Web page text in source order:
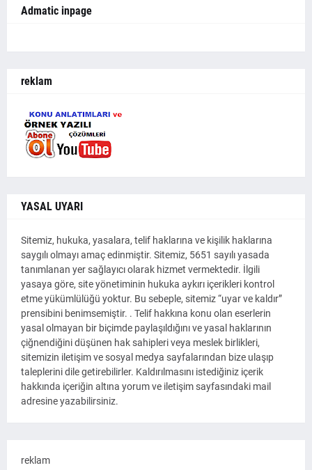
Admatic inpage
reklam
YASAL UYARI
Sitemiz, hukuka, yasalara, telif haklarına ve kişilik haklarına
saygılı olmayı amaç edinmiştir. Sitemiz, 5651 sayılı yasada
tanımlanan yer sağlayıcı olarak hizmet vermektedir. İlgili
yasaya göre, site yönetiminin hukuka aykırı içerikleri kontrol
etme yükümlülüğü yoktur. Bu sebeple, sitemiz “uyar ve kaldır”
prensibini benimsemiştir. . Telif hakkına konu olan eserlerin
yasal olmayan bir biçimde paylaşıldığını ve yasal haklarının
çiğnendiğini düşünen hak sahipleri veya meslek birlikleri,
sitemizin iletişim ve sosyal medya sayfalarından bize ulaşıp
taleplerini dile getirebilirler. Kaldırılmasını istediğiniz içerik
hakkında içeriğin altına yorum ve iletişim sayfasındaki mail
adresine yazabilirsiniz.
reklam